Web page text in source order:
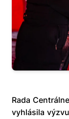
Rada
vyhlásila